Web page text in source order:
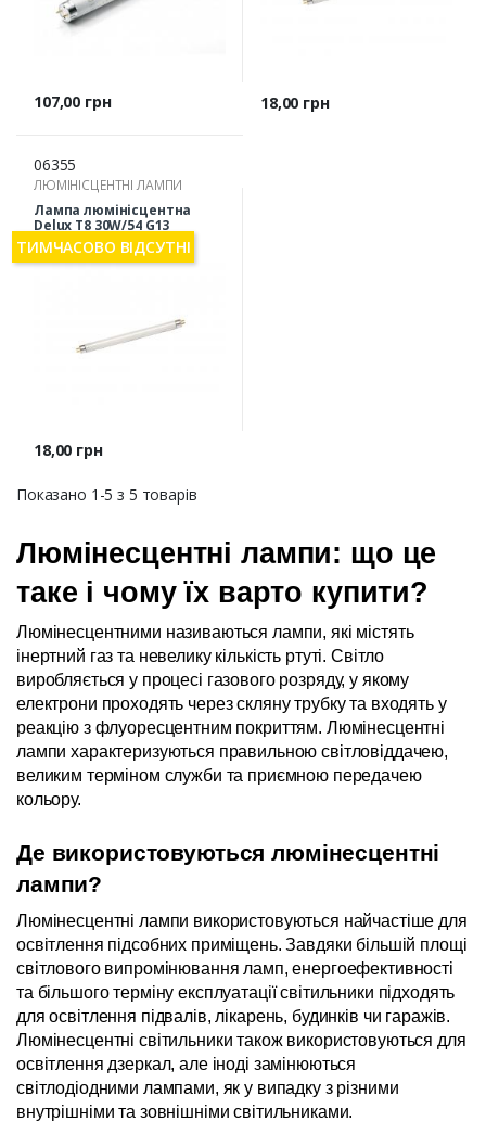
Ціна
107,00 грн Ціна
18,00 грн
06355
ЛЮМІНІСЦЕНТНІ ЛАМПИ
Лампа люмінісцентна
Delux T8 30W/54 G13
Ціна
18,00 грн
ТИМЧАСОВО ВІДСУТНІ
Показано 1-5 з 5 товарів
Люмінесцентні лампи: що це
таке і чому їх варто купити?
Люмінесцентними називаються лампи, які містять
інертний газ та невелику кількість ртуті. Світло
виробляється у процесі газового розряду, у якому
електрони проходять через скляну трубку та входять у
реакцію з флуоресцентним покриттям. Люмінесцентні
лампи характеризуються правильною світловіддачею,
великим терміном служби та приємною передачею
кольору.
Де використовуються люмінесцентні
лампи?
Люмінесцентні лампи використовуються найчастіше для
освітлення підсобних приміщень. Завдяки більшій площі
світлового випромінювання ламп, енергоефективності
та більшого терміну експлуатації світильники підходять
для освітлення підвалів, лікарень, будинків чи гаражів.
Люмінесцентні світильники також використовуються для
освітлення дзеркал, але іноді замінюються
світлодіодними лампами, як у випадку з різними
внутрішніми та зовнішніми світильниками.